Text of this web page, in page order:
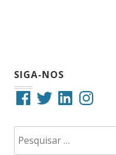
SIGA-NOS
FacebookTwitterLinkedInInstagram
por: